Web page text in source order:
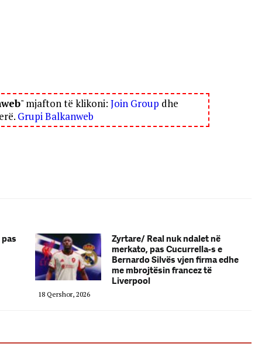
" mjafton të klikoni: Join Group dhe
Grupi Balkanweb
Zyrtare/ Real nuk ndalet në
merkato, pas Cucurrella-s e
Bernardo Silvës vjen firma edhe
me mbrojtësin francez të
Liverpool
18 Qershor, 2026